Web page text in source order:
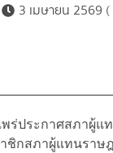
3 เมษายน 2569
พร่ประกาศสภาผู้
ชิกสภาผู้แทนราษ